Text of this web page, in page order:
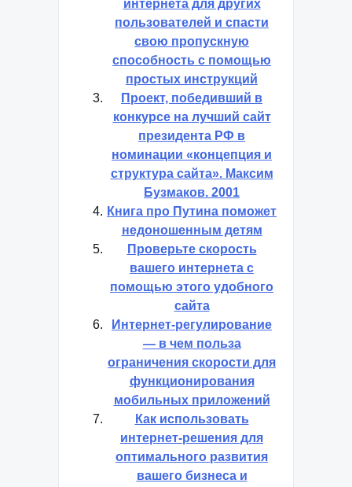
интернета для других
пользователей и спасти
свою пропускную
способность с помощью
простых инструкций
Проект, победивший в
конкурсе на лучший сайт
президента РФ в
номинации «концепция и
структура сайта». Максим
Бузмаков. 2001
Книга про Путина поможет
недоношенным детям
Проверьте скорость
вашего интернета с
помощью этого удобного
сайта
Интернет-регулирование
— в чем польза
ограничения скорости для
функционирования
мобильных приложений
Как использовать
интернет-решения для
оптимального развития
вашего бизнеса и